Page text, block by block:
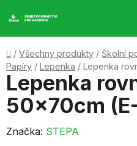
na
Domů
/ Všechny produkty / Školní
Papíry / Lepenka / Lepenka
Lepenka
50x70cm
Značka: STEPA